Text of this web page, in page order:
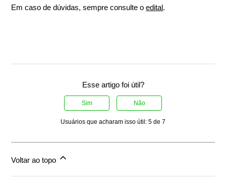
Em caso de dúvidas, sempre consulte oedital.
Esse artigo foi útil?
Sim Não
Usuários que acharam isso útil: 5 de 7
Voltar ao topo